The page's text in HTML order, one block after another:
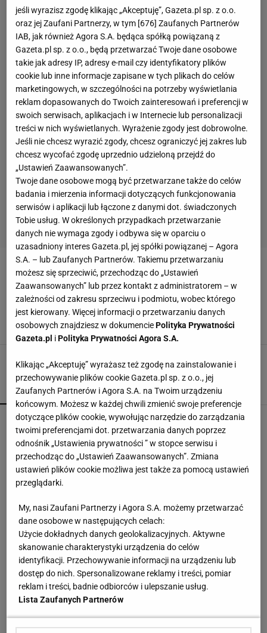
IVAN NEKIĆ
Nieprawdopodobne. Spadł do polskiej II ligi, a
teraz zagra w Bundeslidze!
Agnieszka Piskorz,23 STYCZNIA 2025, 21:24
POPULARNE NAJNOWSZE
Hurkacz miał już piłki meczowe. Bolesna
porażka w Montrealu! [ZAPIS RELACJI]
Cały świat widział, jak Switolina potraktowała
Jak teraz kupuje się nowy samochód w Polsce?
Rozmawiamy z ekspertem
MATERIAŁ PROMOCYJNY
Rosja wraca, ale do Polski nie przyleci. Polscy
siatkarze reagują. "Nie rozumiem"
SUBSKRYPCJA
To był popis Polki! Niewiadoma-Phinney
jeśli wyrazisz zgodę klikając „Akceptuję”, Gazeta.pl sp. z o.o.
oraz jej Zaufani Partnerzy, w tym [676] Zaufanych Partnerów
IAB, jak również Agora S.A. będąca spółką powiązaną z
Gazeta.pl sp. z o.o., będą przetwarzać Twoje dane osobowe
takie jak adresy IP, adresy e-mail czy identyfikatory plików
cookie lub inne informacje zapisane w tych plikach do celów
marketingowych, w szczególności na potrzeby wyświetlania
reklam dopasowanych do Twoich zainteresowań i preferencji w
swoich serwisach, aplikacjach i w Internecie lub personalizacji
treści w nich wyświetlanych. Wyrażenie zgody jest dobrowolne.
Jeśli nie chcesz wyrazić zgody, chcesz ograniczyć jej zakres lub
chcesz wycofać zgodę uprzednio udzieloną przejdź do
„Ustawień Zaawansowanych”.
Twoje dane osobowe mogą być przetwarzane także do celów
badania i mierzenia informacji dotyczących funkcjonowania
serwisów i aplikacji lub łączone z danymi dot. świadczonych
Tobie usług. W określonych przypadkach przetwarzanie
danych nie wymaga zgody i odbywa się w oparciu o
uzasadniony interes Gazeta.pl, jej spółki powiązanej – Agora
S.A. – lub Zaufanych Partnerów. Takiemu przetwarzaniu
możesz się sprzeciwić, przechodząc do „Ustawień
Zaawansowanych” lub przez kontakt z administratorem – w
zależności od zakresu sprzeciwu i podmiotu, wobec którego
jest kierowany. Więcej informacji o przetwarzaniu danych
osobowych znajdziesz w dokumenciePolityka Prywatności
Gazeta.pl iPolityka Prywatności Agora S.A.
Klikając „Akceptuję” wyrażasz też zgodę na zainstalowanie i
przechowywanie plików cookie Gazeta.pl sp. z o.o., jej
Zaufanych Partnerów i Agora S.A. na Twoim urządzeniu
końcowym. Możesz w każdej chwili zmienić swoje preferencje
dotyczące plików cookie, wywołując narzędzie do zarządzania
twoimi preferencjami dot. przetwarzania danych poprzez
odnośnik „Ustawienia prywatności ” w stopce serwisu i
przechodząc do „Ustawień Zaawansowanych”. Zmiana
ustawień plików cookie możliwa jest także za pomocą ustawień
przeglądarki.
My, nasi Zaufani Partnerzy i Agora S.A. możemy przetwarzać
dane osobowe w następujących celach:
Użycie dokładnych danych geolokalizacyjnych. Aktywne
skanowanie charakterystyki urządzenia do celów
identyfikacji. Przechowywanie informacji na urządzeniu lub
dostęp do nich. Spersonalizowane reklamy i treści, pomiar
reklam i treści, badnie odbiorców i ulepszanie usług.
Lista Zaufanych Partnerów